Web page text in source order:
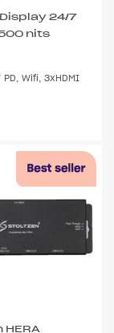
24/7
500 nits
PD, Wifi, 3xHDMI